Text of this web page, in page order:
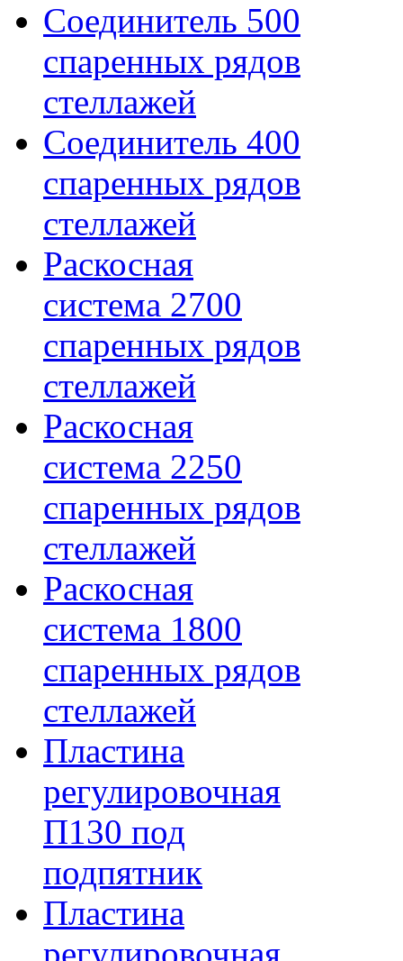
Соединитель 500
спаренных рядов
стеллажей
Соединитель 400
спаренных рядов
стеллажей
Раскосная
система 2700
спаренных рядов
стеллажей
Раскосная
система 2250
спаренных рядов
стеллажей
Раскосная
система 1800
спаренных рядов
стеллажей
Пластина
регулировочная
П130 под
подпятник
Пластина